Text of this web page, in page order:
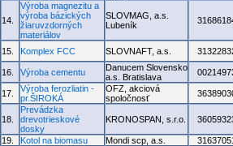
14.
Výroba magnezitu a
výroba bázických
žiaruvzdorných
materiálov
SLOVMAG, a.s.
Lubeník
15. Komplex FCC SLOVNAFT, a.s.
16. Výroba cementu
Danucem Slovensko
a.s. Bratislava
17.
Výroba ferozliatin -
pr.ŠIROKÁ
OFZ, akciová
spoločnosť
18.
Prevádzka
drevotrieskové
dosky
KRONOSPAN, s.r.o.
19. Kotol na biomasu Mondi scp, a.s.